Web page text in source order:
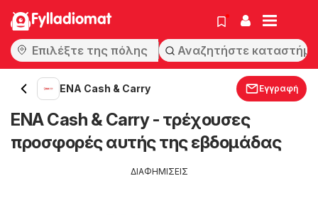
Fylladiomat
ENA Cash & Carry Εγγραφή
ENA Cash & Carry - τρέχουσες
προσφορές αυτής της εβδομάδας
ΔΙΑΦΗΜΙΣΕΙΣ